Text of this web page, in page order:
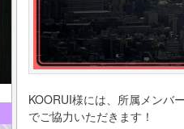
KOORUI様には、所属メンバ
でご協力いただきます！